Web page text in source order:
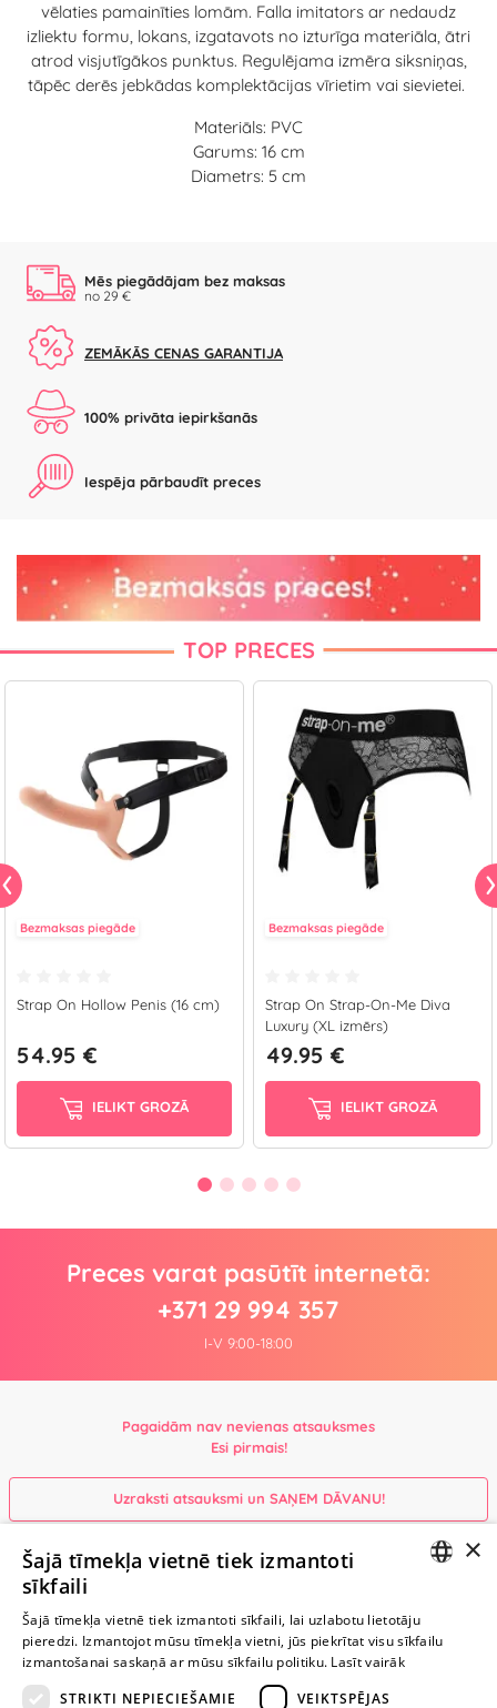
vēlaties pamainīties lomām. Falla imitators ar nedaudz
izliektu formu, lokans, izgatavots no izturīga materiāla, ātri
atrod visjutīgākos punktus. Regulējama izmēra siksniņas,
tāpēc derēs jebkādas komplektācijas vīrietim vai sievietei.
Materiāls: PVC
Garums: 16 cm
Diametrs: 5 cm
Mēs piegādājam bez maksas
no 29 €
ZEMĀKĀS CENAS GARANTIJA
100% privāta iepirkšanās
Iespēja pārbaudīt preces
TOP PRECES
Bezmaksas piegāde
Strap On Hollow Penis (16 cm)
54.95 €
IELIKT GROZĀ
Bezmaksas piegāde
Strap On Strap-On-Me Diva
Luxury (XL izmērs)
49.95 €
IELIKT GROZĀ
Preces varat pasūtīt internetā:
+371 29 994 357
I-V 9:00-18:00
Pagaidām nav nevienas atsauksmes
Esi pirmais!
Uzraksti atsauksmi un SAŅEM DĀVANU!
Ievērībai: Yesyes.lv satur atklātu seksuālu informāciju un attēlus. Lietot
TURPINIET
ROTAĻĀTIES
RUSSIAN
×
Šajā tīmekļa vietnē tiek izmantoti
sīkfaili
Šajā tīmekļa vietnē tiek izmantoti sīkfaili, lai uzlabotu lietotāju
pieredzi. Izmantojot mūsu tīmekļa vietni, jūs piekrītat visu sīkfailu
izmantošanai saskaņā ar mūsu sīkfailu politiku. Lasīt vairāk
STRIKTI NEPIECIEŠAMIE
VEIKTSPĒJAS